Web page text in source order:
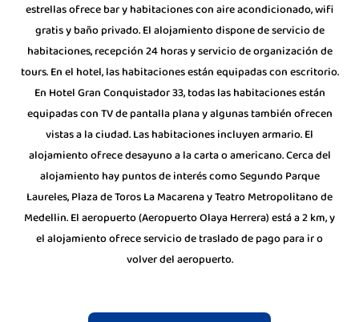
estrellas ofrece bar y habitaciones con aire acondicionado, wifi
gratis y baño privado. El alojamiento dispone de servicio de
habitaciones, recepción 24 horas y servicio de organización de
tours. En el hotel, las habitaciones están equipadas con escritorio.
En Hotel Gran Conquistador 33, todas las habitaciones están
equipadas con TV de pantalla plana y algunas también ofrecen
vistas a la ciudad. Las habitaciones incluyen armario. El
alojamiento ofrece desayuno a la carta o americano. Cerca del
alojamiento hay puntos de interés como Segundo Parque
Laureles, Plaza de Toros La Macarena y Teatro Metropolitano de
Medellin. El aeropuerto (Aeropuerto Olaya Herrera) está a 2 km, y
el alojamiento ofrece servicio de traslado de pago para ir o
volver del aeropuerto.